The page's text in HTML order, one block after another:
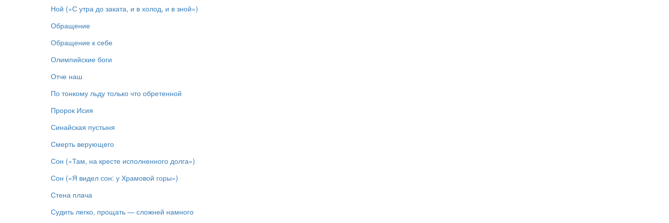
Ной («С утра до заката, и в холод, и в зной»)
Обращение
Обращение к себе
Олимпийские боги
Отче наш
По тонкому льду только что обретенной
Пророк Исия
Синайская пустыня
Смерть верующего
Сон («Там, на кресте исполненного долга»)
Сон («Я видел сон: у Храмовой горы»)
Стена плача
Судить легко, прощать — сложней намного